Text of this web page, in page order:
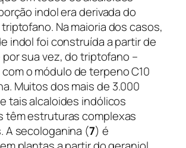
indol era derivada do
Na maioria dos casos,
indol foi construída a partir de
sua vez, do triptofano –
o módulo de terpeno C10
Muitos dos mais de 3.000
tais alcaloides indólicos
têm estruturas complexas
A secologanina (7) é